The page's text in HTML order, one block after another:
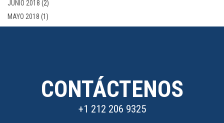
JUNIO 2018 (2)
MAYO 2018 (1)
CONTÁCTENOS
+1 212 206 9325